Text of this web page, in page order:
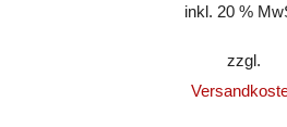
inkl. 20 %
zzgl.